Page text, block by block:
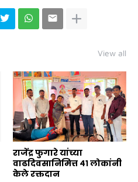
View all
राजेंद्र फुगारे यांच्या
वाढदिवसानिमित्त ४१ लोकांनी
केले रक्तदान